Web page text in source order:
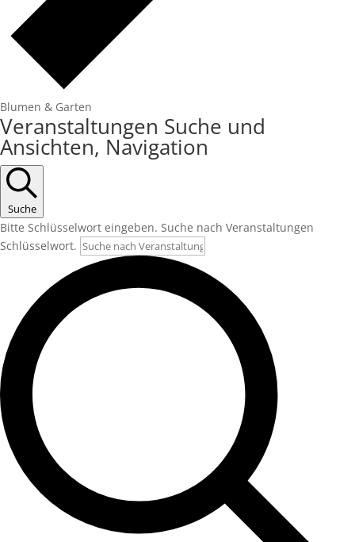
Blumen & Garten
Veranstaltungen
Veranstaltungen Suche und
Ansichten, Navigation
Suche
Bitte Schlüsselwort eingeben. Suche nach Veranstaltungen
Schlüsselwort.